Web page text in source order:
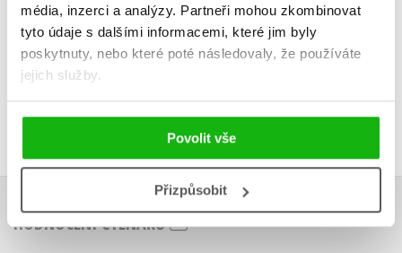
média, inzerci a analýzy. Partneři mohou zkombinovat
tyto údaje s dalšími informacemi, které jim byly
poskytnuty, nebo které poté následovaly, že používáte
jejich služby.
Povolit vše
Přizpůsobit
179 Kč
143 Kč
HODNOCENÍ ČTENÁŘŮ